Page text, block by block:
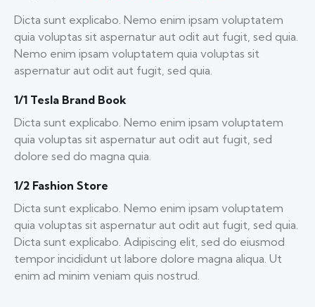
Dicta sunt explicabo. Nemo enim ipsam voluptatem
quia voluptas sit aspernatur aut odit aut fugit, sed quia.
Nemo enim ipsam voluptatem quia voluptas sit
aspernatur aut odit aut fugit, sed quia.
1/1 Tesla Brand Book
Dicta sunt explicabo. Nemo enim ipsam voluptatem
quia voluptas sit aspernatur aut odit aut fugit, sed
dolore sed do magna quia.
1/2 Fashion Store
Dicta sunt explicabo. Nemo enim ipsam voluptatem
quia voluptas sit aspernatur aut odit aut fugit, sed quia.
Dicta sunt explicabo. Adipiscing elit, sed do eiusmod
tempor incididunt ut labore dolore magna aliqua. Ut
enim ad minim veniam quis nostrud.